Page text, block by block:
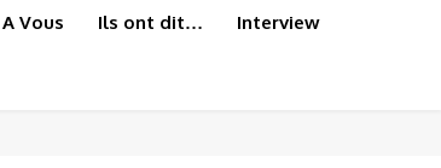
A Vous Ils ont dit… Interview